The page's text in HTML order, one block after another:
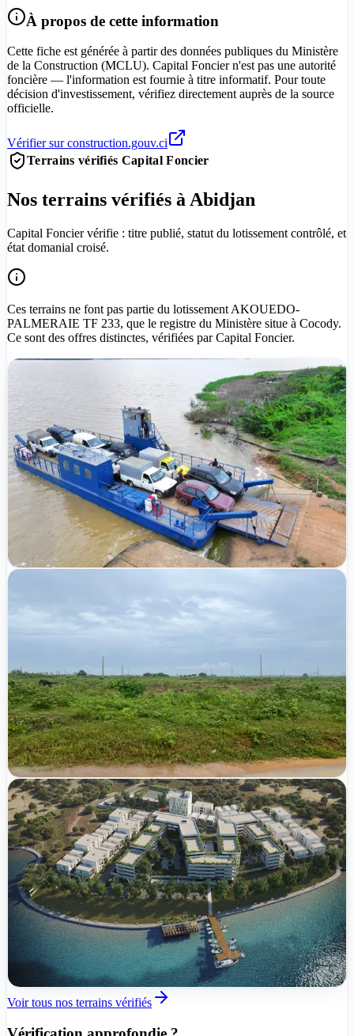
À propos de cette information
Cette fiche est générée à partir des données publiques du Ministère
de la Construction (MCLU). Capital Foncier n'est pas une autorité
foncière — l'information est fournie à titre informatif. Pour toute
décision d'investissement, vérifiez directement auprès de la source
officielle.
Vérifier sur construction.gouv.ci
Terrains vérifiés Capital Foncier
Nos terrains vérifiés à Abidjan
Capital Foncier vérifie : titre publié, statut du lotissement contrôlé, et
état domanial croisé.
Ces terrains ne font pas partie du lotissement AKOUEDO-
PALMERAIE TF 233, que le registre du Ministère situe à Cocody.
Ce sont des offres distinctes, vérifiées par Capital Foncier.
9 146 000 FCFA
Bingerville
Eloka Té, lotissement M'Pate Cité des Merveilles
400 m²
20
/ 20
lots disponibles
TER-2026-UHMXE
8 000 000 FCFA
Audoin
500 m²
5/5 lots disponibles
TER-2026-N9DB4
VérifiéCMPF
Nouveau
120 600 000 FCFA
Bingerville
Abatta
600 m²| Zone urbaine|
Accès bitumé
1
lots disponibles
TER-2026-9KBNK
Voir tous nos terrains vérifiés